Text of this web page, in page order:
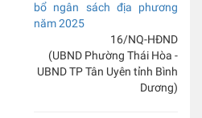
bổ ngân sách địa phương
năm 2025
16/NQ-HĐND
(UBND Phường Thái Hòa -
UBND TP Tân Uyên tỉnh Bình
Dương)